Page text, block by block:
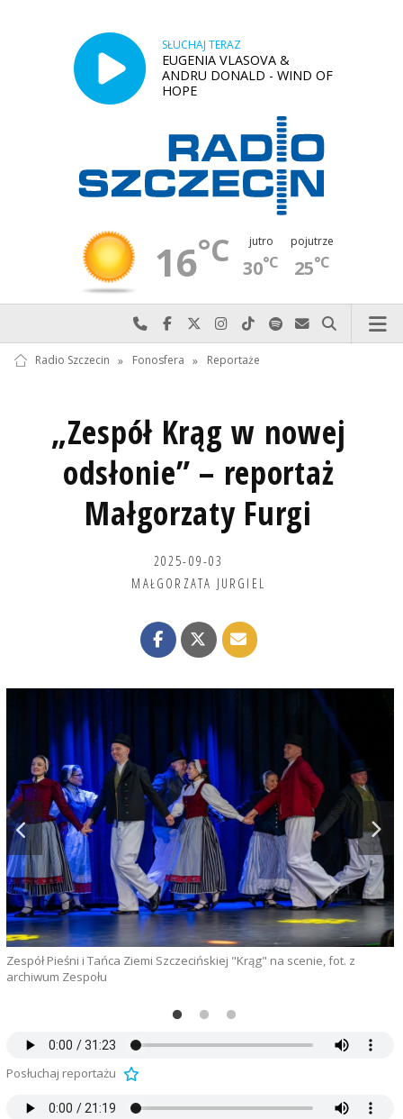
SŁUCHAJ TERAZ
EUGENIA VLASOVA &
ANDRU DONALD - WIND OF
HOPE
16°C jutro
30°C
pojutrze
25°C
Najlepiej po prostu do nas zadzwoń
Odwiedź nas na Facebook-u
Odwiedź nas na X
Odwiedź nas na Instagram-ie
Odwiedź nas na TikTok-u
Szukaj nas na Spotify
Wyślij do nas
Szukaj
Radio Szczecin » Fonosfera » Reportaże
„Zespół Krąg w nowej
odsłonie” – reportaż
Małgorzaty Furgi
2025-09-03
MAŁGORZATA JURGIEL
Zespół Pieśni i Tańca Ziemi Szczecińskiej "Krąg" na scenie, fot. z
archiwum Zespołu
Posłuchaj reportażu